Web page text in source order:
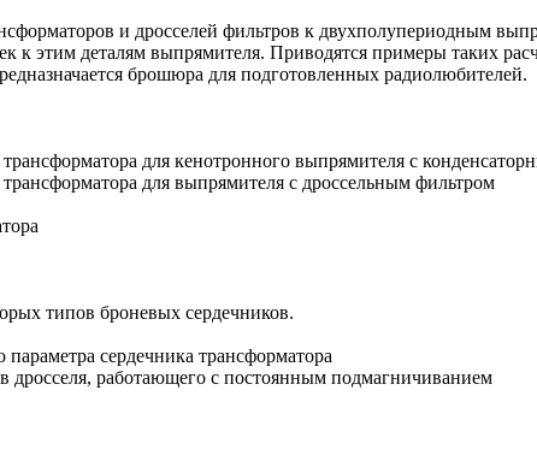
и дросселей фильтров к двухполупериодным
к этим деталям выпрямителя. Приводятся примеры таких
брошюра для подготовленных радиолюбителей.
для кенотронного выпрямителя с
для выпрямителя с дроссельным фильтром
типов броневых сердечников.
сердечника трансформатора
дросселя, работающего с постоянным подмагничиванием